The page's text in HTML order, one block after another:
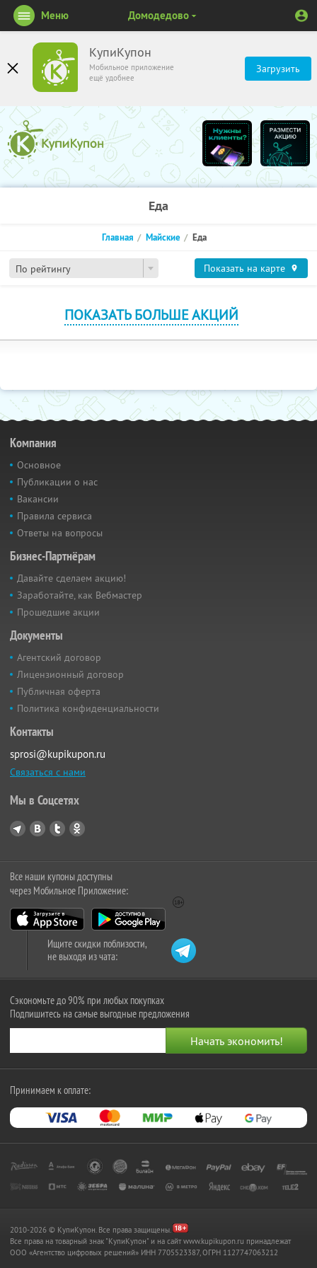
КупиКупон
Мобильное приложение
ещё удобнее
Загрузить
Меню Домодедово
Еда
По рейтингу
Главная Майские Еда
Показать на карте
ПОКАЗАТЬ БОЛЬШЕ АКЦИЙ
Компания
Основное
Публикации о нас
Вакансии
Правила сервиса
Ответы на вопросы
Бизнес-Партнёрам
Давайте сделаем акцию!
Заработайте, как Вебмастер
Прошедшие акции
Документы
Агентский договор
Лицензионный договор
Публичная оферта
Политика конфиденциальности
Контакты
sprosi@kupikupon.ru
Связаться с нами
Мы в Соцсетях
Все наши купоны доступны
через Мобильное Приложение:
Ищите скидки поблизости,
не выходя из чата:
Сэкономьте до 90% при любых покупках
Подпишитесь на самые выгодные предложения
Принимаем к оплате:
2010-2026 © КупиКупон. Все права защищены.
Все права на товарный знак "КупиКупон" и на сайт www.kupikupon.ru принадлежат
OOO «Агентство цифровых решений» ИНН 7705523387, ОГРН 1127747063212